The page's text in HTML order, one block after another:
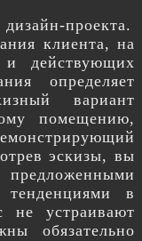
дизайн-проекта.
клиента, на
и действующих
определяет
вариант
помещению,
эскизы, вы
в
не устраивают
обязательно